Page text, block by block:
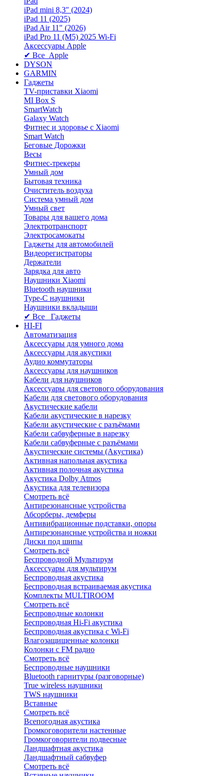
iPad mini 8,3″ (2024)
iPad 11 (2025)
iPad Air 11" (2026)
iPad Pro 11 (M5) 2025 Wi-Fi
Аксессуары Apple
✔ Все Apple
DYSON
GARMIN
Гаджеты
TV-приставки Xiaomi
MI Box S
SmartWatch
Galaxy Watch
Фитнес и здоровье с Xiaomi
Smart Watch
Беговые Дорожки
Весы
Фитнес-трекеры
Умный дом
Бытовая техника
Очиститель воздуха
Система умный дом
Умный свет
Товары для вашего дома
Электротранспорт
Электросамокаты
Гаджеты для автомобилей
Видеорегистраторы
Держатели
Зарядка для авто
Наушники Xiaomi
Bluetooth наушники
Type-C наушники
Наушники вкладыши
✔ Все Гаджеты
HI-FI
Автоматизация
Аксессуары для умного дома
Аксессуары для акустики
Аудио коммутаторы
Аксессуары для наушников
Кабели для наушников
Аксессуары для светового оборудования
Кабели для светового оборудования
Акустические кабели
Кабели акустические в нарезку
Кабели акустические с разъёмами
Кабели сабвуферные в нарезку
Кабели сабвуферные с разъёмами
Акустические системы (Акустика)
Активная напольная акустика
Активная полочная акустика
Акустика Dolby Atmos
Акустика для телевизора
Смотреть всё
Антирезонансные устройства
Абсорберы, демферы
Антивибрационные подставки, опоры
Антирезонансные устройства и ножки
Диски под шипы
Смотреть всё
Беспроводной Мультирум
Аксессуары для мультирум
Беспроводная акустика
Беспроводная встраиваемая акустика
Комплекты MULTIROOM
Смотреть всё
Беспроводные колонки
Беспроводная Hi-Fi акустика
Беспроводная акустика с Wi-Fi
Влагозащищенные колонки
Колонки с FM радио
Смотреть всё
Беспроводные наушники
Bluetоoth гарнитуры (разговорные)
True wireless наушники
TWS наушники
Вставные
Смотреть всё
Всепогодная акустика
Громкоговорители настенные
Громкоговорители подвесные
Ландшафтная акустика
Ландшафтный сабвуфер
Смотреть всё